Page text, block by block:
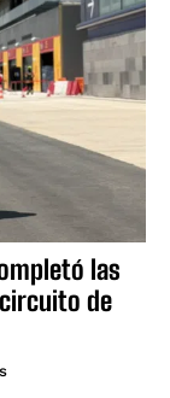
las
de